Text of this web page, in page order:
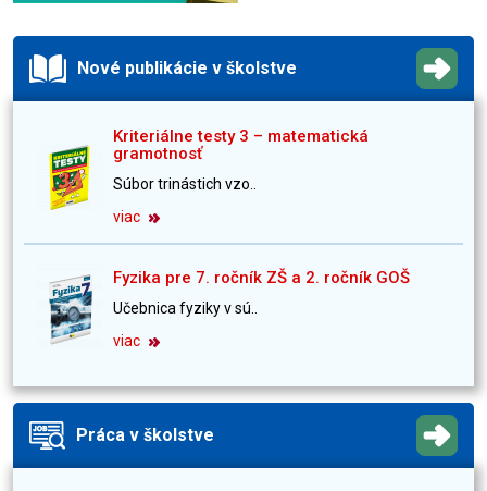
Nové publikácie v školstve
Kriteriálne testy 3 – matematická
gramotnosť
Súbor trinástich vzo..
viac
Fyzika pre 7. ročník ZŠ a 2. ročník GOŠ
Učebnica fyziky v sú..
viac
Práca v školstve